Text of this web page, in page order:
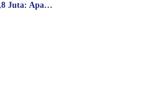
Juta: Apa